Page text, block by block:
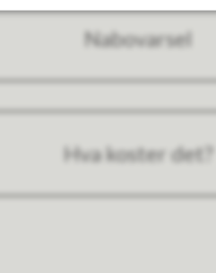
Nabovarsel
Hva koster det?